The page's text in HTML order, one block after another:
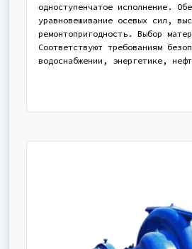
одноступенчатое исполнение.
уравновешивание осевых сил,
ремонтопригодность. Выбор
Соответствуют требованиям
водоснабжении, энергетике,